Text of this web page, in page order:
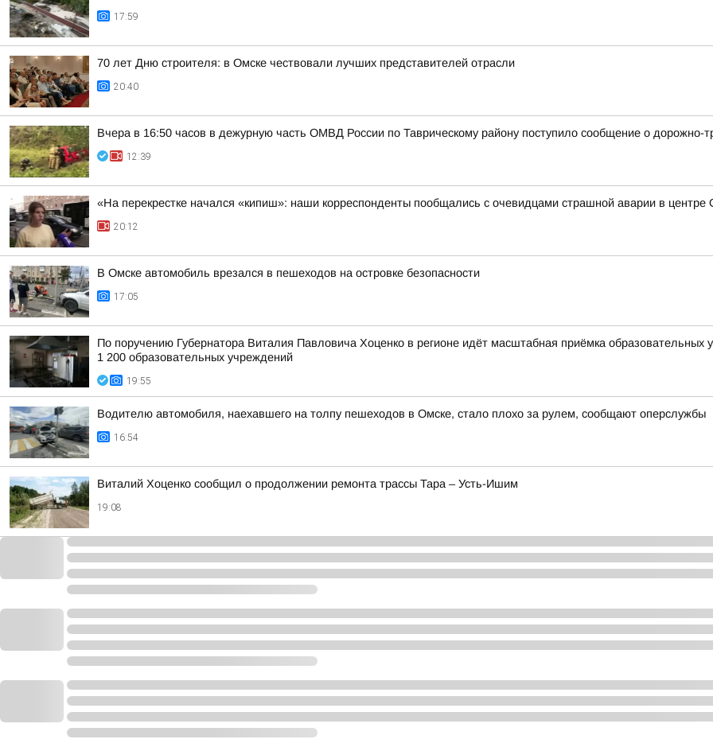
17:59
70 лет Дню строителя: в Омске чествовали лучших представителей отрасли
20:40
Вчера в 16:50 часов в дежурную часть ОМВД России по Таврическому району поступило сообщение о дорожно-
12:39
«На перекрестке начался «кипиш»: наши корреспонденты пообщались с очевидцами страшной аварии в центре
20:12
В Омске автомобиль врезался в пешеходов на островке безопасности
17:05
По поручению Губернатора Виталия Павловича Хоценко в регионе идёт масштабная приёмка
1 200 образовательных учреждений
19:55
Водителю автомобиля, наехавшего на толпу пешеходов в Омске, стало плохо за рулем, сообщают оперслужбы
16:54
Виталий Хоценко сообщил о продолжении ремонта трассы Тара – Усть-Ишим
19:08